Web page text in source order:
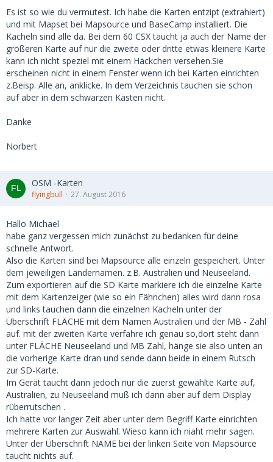
Es ist so wie du vermutest. Ich habe die Karten entzipt (extrahiert)
und mit Mapset bei Mapsource und BaseCamp installiert. Die
Kacheln sind alle da. Bei dem 60 CSX taucht ja auch der Name der
größeren Karte auf nur die zweite oder dritte etwas kleinere Karte
kann ich nicht speziel mit einem Häckchen versehen.Sie
erscheinen nicht in einem Fenster wenn ich bei Karten einrichten
z.Beisp. Alle an, anklicke. In dem Verzeichnis tauchen sie schon
auf aber in dem schwarzen Kästen nicht.
Danke
Norbert
OSM -Karten
flyingbull 27. August 2016
Hallo Michael
habe ganz vergessen mich zunächst zu bedanken für deine
schnelle Antwort.
Also die Karten sind bei Mapsource alle einzeln gespeichert. Unter
dem jeweiligen Ländernamen. z.B. Australien und Neuseeland.
Zum exportieren auf die SD Karte markiere ich die einzelne Karte
mit dem Kartenzeiger (wie so ein Fähnchen) alles wird dann rosa
und links tauchen dann die einzelnen Kacheln unter der
Überschrift FLÄCHE mit dem Namen Australien und der MB - Zahl
auf. mit der zweiten Karte verfahre ich genau so,dort steht dann
unter FLÄCHE Neuseeland und MB Zahl, hänge sie also unten an
die vorherige Karte dran und sende dann beide in einem Rutsch
zur SD-Karte.
Im Gerät taucht dann jedoch nur die zuerst gewählte Karte auf,
Australien, zu Neuseeland muß ich dann aber auf dem Display
rüberrutschen .
Ich hatte vor langer Zeit aber unter dem Begriff Karte einrichten
mehrere Karten zur Auswahl. Wieso kann ich niaht mehr sagen.
Unter der Überschrift NAME bei der linken Seite von Mapsource
taucht nichts auf.